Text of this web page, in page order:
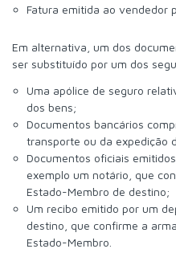
Fatura emitida ao vendedor
Em alternativa, um dos
ser substituído por um dos
Uma apólice de seguro
dos bens;
Documentos bancários
transporte ou da expedição
Documentos oficiais
exemplo um notário, que
Estado-Membro de destino;
Um recibo emitido por um
destino, que confirme a
Estado-Membro.